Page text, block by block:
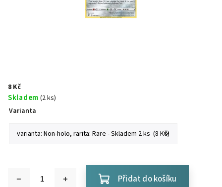
8 Kč
Skladem (2 ks)
Varianta
Přidat do košíku